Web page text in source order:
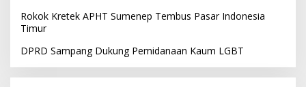
Rokok Kretek APHT Sumenep Tembus Pasar Indonesia
Timur
DPRD Sampang Dukung Pemidanaan Kaum LGBT